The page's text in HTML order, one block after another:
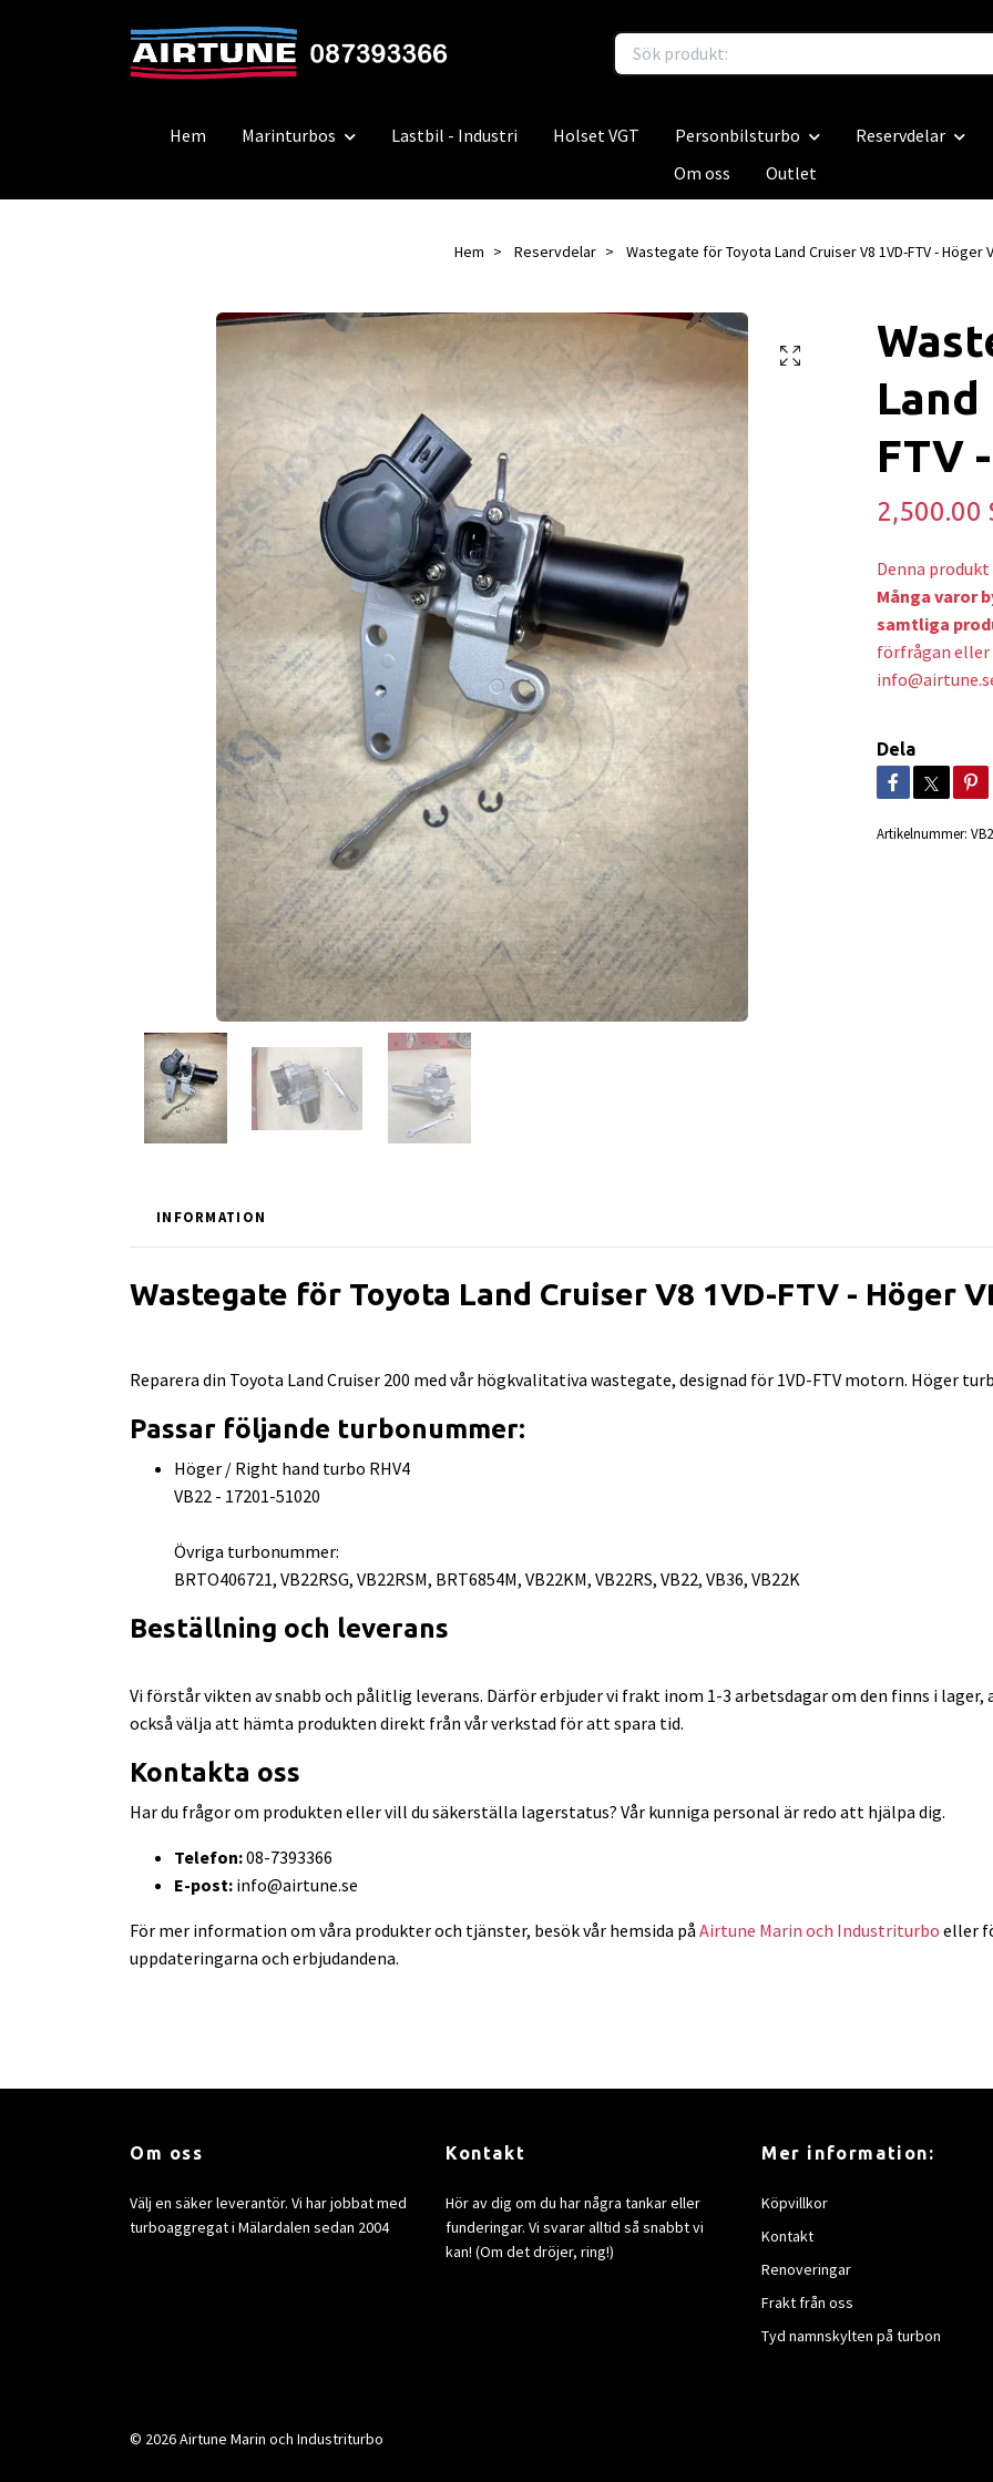
Hem Marinturbos Lastbil - Industri Holset VGT Personbilsturbo Reservdelar
Om oss
Outlet
Hem Reservdelar Wastegate för Toyota Land Cruiser V8 1VD-FTV - Höger
FTV
2,500.00
Denna
Många varor
samtliga
förfrågan eller
Dela
Artikelnummer:
INFORMATION
Wastegate för Toyota Land Cruiser V8 1VD-FTV - Höger
Reparera din Toyota Land Cruiser 200 med vår högkvalitativa wastegate, designad för 1VD-FTV motorn. Höger
Passar följande turbonummer:
Höger / Right hand turbo RHV4
VB22 - 17201-51020
Övriga turbonummer:
BRTO406721, VB22RSG, VB22RSM, BRT6854M, VB22KM, VB22RS, VB22, VB36, VB22K
Beställning och leverans
Vi förstår vikten av snabb och pålitlig leverans. Därför erbjuder vi frakt inom 1-3 arbetsdagar om den finns i lager,
också välja att hämta produkten direkt från vår verkstad för att spara tid.
Kontakta oss
Har du frågor om produkten eller vill du säkerställa lagerstatus? Vår kunniga personal är redo att hjälpa dig.
Telefon:08-7393366
E-post: info@airtune.se
För mer information om våra produkter och tjänster, besök vår hemsida på Airtune Marin och Industriturbo eller
uppdateringarna och erbjudandena.
Om oss
Välj en säker leverantör. Vi har jobbat med
turboaggregat i Mälardalen sedan 2004
Kontakt
Hör av dig om du har några tankar eller
funderingar. Vi svarar alltid så snabbt vi
kan! (Om det dröjer, ring!)
Mer information:
Köpvillkor
Kontakt
Renoveringar
Frakt från oss
Tyd namnskylten på turbon
© 2026 Airtune Marin och Industriturbo